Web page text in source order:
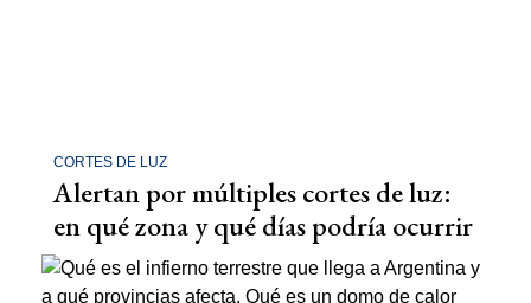
CORTES DE LUZ
Alertan por múltiples cortes de luz:
en qué zona y qué días podría ocurrir